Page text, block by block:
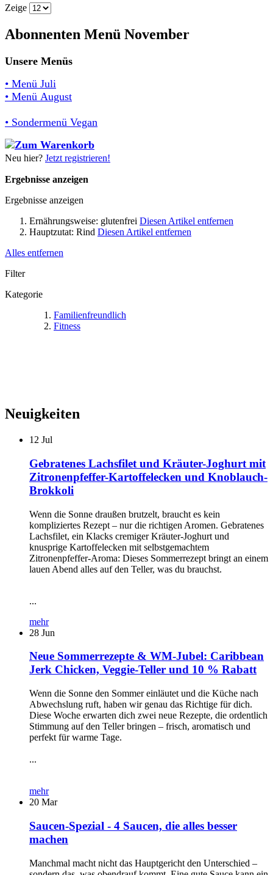
Zeige
Abonnenten Menü November
Unsere Menüs
• Menü Juli
• Menü August
• Sondermenü Vegan
Neu hier? Jetzt registrieren!
Ergebnisse anzeigen
Ergebnisse anzeigen
Ernährungsweise: glutenfrei Diesen Artikel entfernen
Hauptzutat: Rind Diesen Artikel entfernen
Alles entfernen
Filter
Kategorie
Familienfreundlich
Fitness
Neuigkeiten
12 Jul
Gebratenes Lachsfilet und Kräuter-Joghurt mit
Zitronenpfeffer-Kartoffelecken und Knoblauch-
Brokkoli
Wenn die Sonne draußen brutzelt, braucht es kein
kompliziertes Rezept – nur die richtigen Aromen. Gebratenes
Lachsfilet, ein Klacks cremiger Kräuter-Joghurt und
knusprige Kartoffelecken mit selbstgemachtem
Zitronenpfeffer-Aroma: Dieses Sommerrezept bringt an einem
lauen Abend alles auf den Teller, was du brauchst.
...
mehr
28 Jun
Neue Sommerrezepte & WM-Jubel: Caribbean
Jerk Chicken, Veggie-Teller und 10 % Rabatt
Wenn die Sonne den Sommer einläutet und die Küche nach
Abwechslung ruft, haben wir genau das Richtige für dich.
Diese Woche erwarten dich zwei neue Rezepte, die ordentlich
Stimmung auf den Teller bringen – frisch, aromatisch und
perfekt für warme Tage.
...
mehr
20 Mar
Saucen-Spezial - 4 Saucen, die alles besser
machen
Manchmal macht nicht das Hauptgericht den Unterschied –